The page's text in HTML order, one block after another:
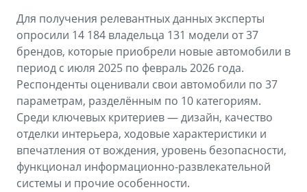
Для получения релевантных данных эксперты
опросили 14 184 владельца 131 модели от 37
брендов, которые приобрели новые автомобили в
период с июля 2025 по февраль 2026 года.
Респонденты оценивали свои автомобили по 37
параметрам, разделённым по 10 категориям.
Среди ключевых критериев — дизайн, качество
отделки интерьера, ходовые характеристики и
впечатления от вождения, уровень безопасности,
функционал информационно-развлекательной
системы и прочие особенности.